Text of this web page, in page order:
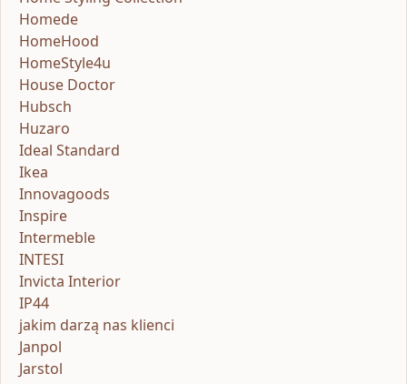
Homede
HomeHood
HomeStyle4u
House Doctor
Hubsch
Huzaro
Ideal Standard
Ikea
Innovagoods
Inspire
Intermeble
INTESI
Invicta Interior
IP44
jakim darzą nas klienci
Janpol
Jarstol